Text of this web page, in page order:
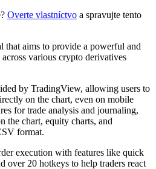
Overte vlastníctvo a spravujte tento
that aims to provide a powerful and
various crypto derivatives
by TradingView, allowing users to
on the chart, even on mobile
for trade analysis and journaling,
the chart, equity charts, and
format.
execution with features like quick
over 20 hotkeys to help traders react